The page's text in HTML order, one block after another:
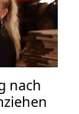
nach